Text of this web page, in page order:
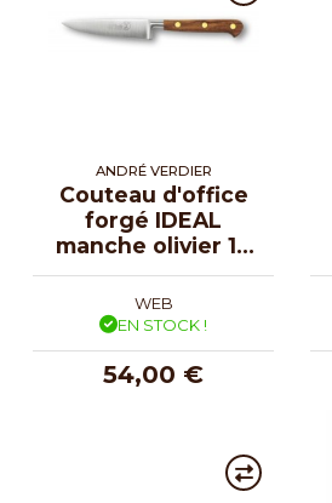
ANDRÉ VERDIER
Couteau d'office
forgé IDEAL
manche olivier 10
cm
WEB
EN STOCK !
54,00 €